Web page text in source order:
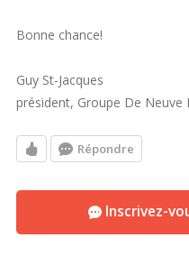
Bonne chance!
Guy St-Jacques
président, Groupe De Neuve
Répondre
Inscrivez-